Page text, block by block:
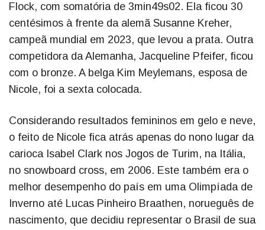
Flock, com somatória de 3min49s02. Ela ficou 30
centésimos à frente da alemã Susanne Kreher,
campeã mundial em 2023, que levou a prata. Outra
competidora da Alemanha, Jacqueline Pfeifer, ficou
com o bronze. A belga Kim Meylemans, esposa de
Nicole, foi a sexta colocada.
Considerando resultados femininos em gelo e neve,
o feito de Nicole fica atrás apenas do nono lugar da
carioca Isabel Clark nos Jogos de Turim, na Itália,
no snowboard cross, em 2006. Este também era o
melhor desempenho do país em uma Olimpíada de
Inverno até Lucas Pinheiro Braathen, norueguês de
nascimento, que decidiu representar o Brasil de sua